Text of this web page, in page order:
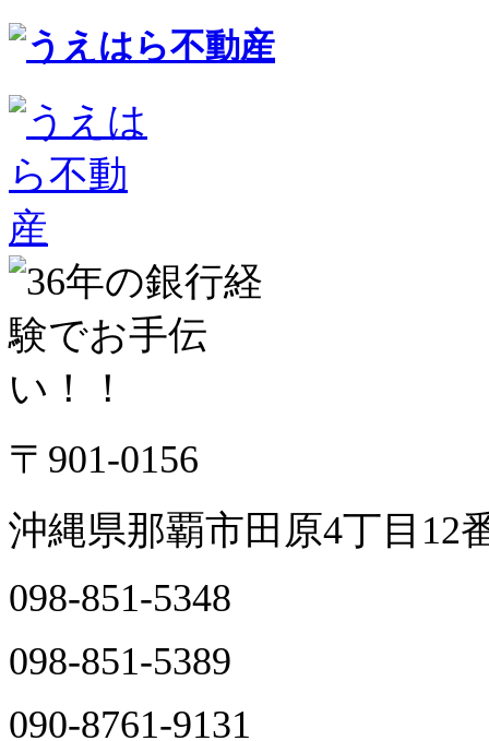
〒901-0156
沖縄県那覇市田原4丁目12
098-851-5348
098-851-5389
090-8761-9131